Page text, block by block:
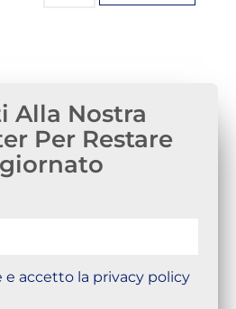
Alla Nostra
Per Restare
e accetto la privacy policy